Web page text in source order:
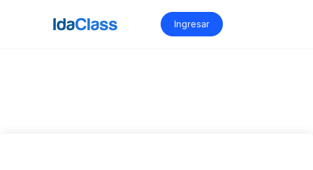
Ingresar